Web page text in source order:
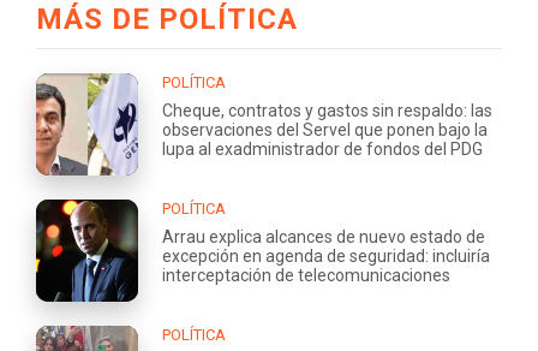
MÁS DE POLÍTICA
POLÍTICA
Cheque, contratos y gastos sin respaldo: las
observaciones del Servel que ponen bajo la
lupa al exadministrador de fondos del PDG
POLÍTICA
Arrau explica alcances de nuevo estado de
excepción en agenda de seguridad: incluiría
interceptación de telecomunicaciones
POLÍTICA